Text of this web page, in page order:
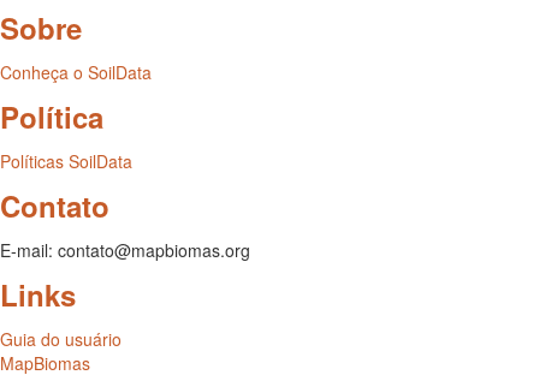
Sobre
Conheça o SoilData
Política
Políticas SoilData
Contato
E-mail: contato@mapbiomas.org
Links
Guia do usuário
MapBiomas